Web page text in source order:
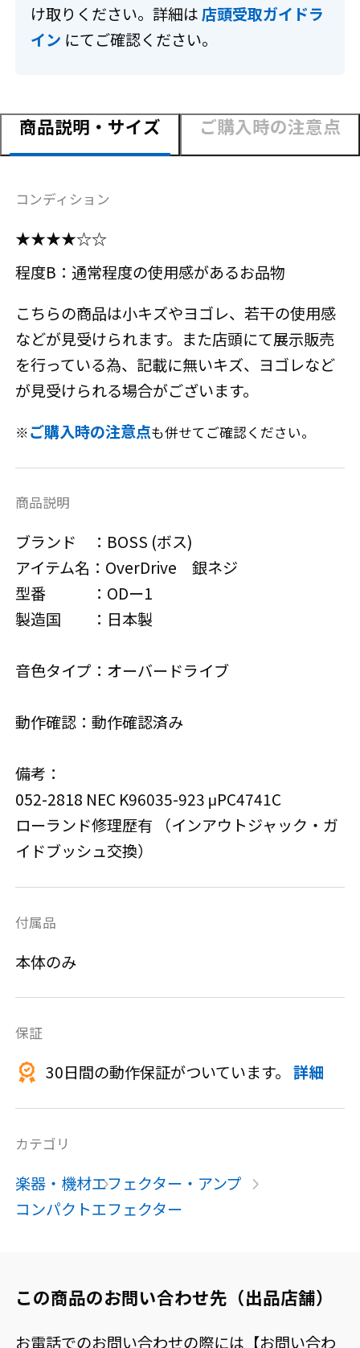
け取りください。詳細は店頭受取ガイドラ
イン にてご確認ください。
商品説明・サイズ ご購入時の注意点
コンディション
★★★★☆☆
程度B：通常程度の使用感があるお品物
こちらの商品は小キズやヨゴレ、若干の使用感
などが見受けられます。また店頭にて展示販売
を行っている為、記載に無いキズ、ヨゴレなど
が見受けられる場合がございます。
※ご購入時の注意点も併せてご確認ください。
商品説明
ブランド ：BOSS (ボス)
アイテム名：OverDrive 銀ネジ
型番 ：ODー1
製造国 ：日本製
音色タイプ：オーバードライブ
動作確認：動作確認済み
備考：
052-2818 NEC K96035-923 μPC4741C
ローランド修理歴有 （インアウトジャック・ガ
イドブッシュ交換）
付属品
本体のみ
保証
30日間の動作保証がついています。詳細
カテゴリ
楽器・機材エフェクター・アンプ
コンパクトエフェクター
この商品のお問い合わせ先（出品店舗）
お電話でのお問い合わせの際には【お問い合わ